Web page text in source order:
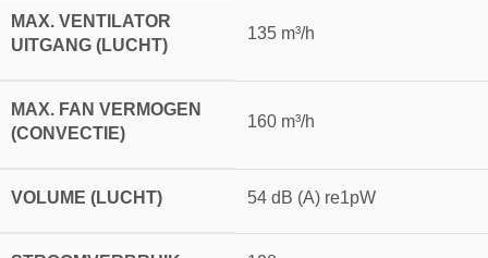
MAX. VENTILATOR
UITGANG (LUCHT)
135 m³/h
MAX. FAN VERMOGEN
(CONVECTIE)
160 m³/h
VOLUME (LUCHT) 54 dB (A) re1pW